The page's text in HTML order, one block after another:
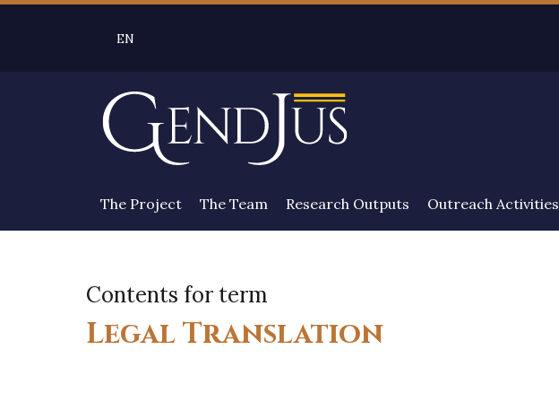
Skip to main content
SELEZIONE LINGUA: LINGUA SELEZIONATA ENGLISH
EN
The Project The Team Research Outputs Outreach Activities
Contents for term
Legal Translation